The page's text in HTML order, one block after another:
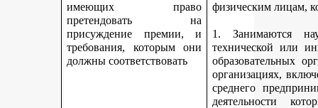
имеющих право
претендовать на
присуждение премии, и
требования, которым они
должны соответствовать
физическим лицам,
1. Занимаются
технической или
образовательных
организациях,
среднего
деятельности